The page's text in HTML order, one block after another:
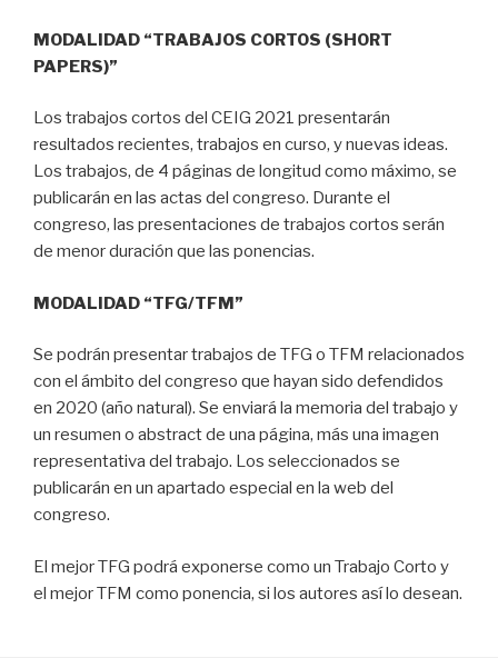
MODALIDAD “TRABAJOS CORTOS (SHORT
PAPERS)”
Los trabajos cortos del CEIG 2021 presentarán
resultados recientes, trabajos en curso, y nuevas ideas.
Los trabajos, de 4 páginas de longitud como máximo, se
publicarán en las actas del congreso. Durante el
congreso, las presentaciones de trabajos cortos serán
de menor duración que las ponencias.
MODALIDAD “TFG/TFM”
Se podrán presentar trabajos de TFG o TFM relacionados
con el ámbito del congreso que hayan sido defendidos
en 2020 (año natural). Se enviará la memoria del trabajo y
un resumen o abstract de una página, más una imagen
representativa del trabajo. Los seleccionados se
publicarán en un apartado especial en la web del
congreso.
El mejor TFG podrá exponerse como un Trabajo Corto y
el mejor TFM como ponencia, si los autores así lo desean.